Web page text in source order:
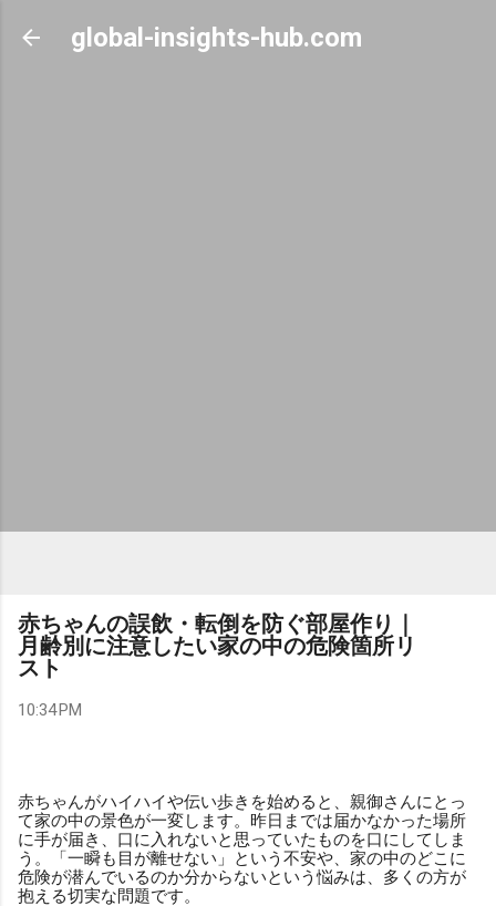
Skip to main content
global-insights-hub.com
赤ちゃんの誤飲・転倒を防ぐ部屋作り｜
月齢別に注意したい家の中の危険箇所リ
スト
10:34 PM
赤ちゃんがハイハイや伝い歩きを始めると、親御さんにとっ
て家の中の景色が一変します。昨日までは届かなかった場所
に手が届き、口に入れないと思っていたものを口にしてしま
う。「一瞬も目が離せない」という不安や、家の中のどこに
危険が潜んでいるのか分からないという悩みは、多くの方が
抱える切実な問題です。